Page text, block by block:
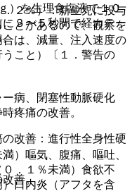
２％）：新生児に投与
とがあるので、観察を
は、減量、注入速度の
こと）〔１．警告の
）嘔気、腹痛、嘔吐、
．１％未満）食欲不
口内炎（アフタを含
）を生理食塩液で１０
３〜５秒間で経カテー
。
病、閉塞性動脈硬化
疼痛の改善。
改善：進行性全身性硬
善。